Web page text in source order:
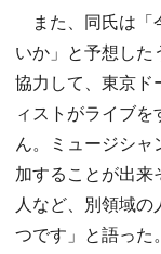
また、同氏は「
いか」と予想し
協力して、東京ド
ィストがライブ
ん。ミュージシ
加することが出
人など、別領域
つです」と語った。